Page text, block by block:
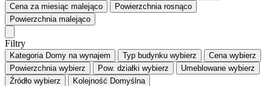
Cena za miesiąc malejąco Powierzchnia rosnąco
Powierzchnia malejąco
Filtry
Kategoria Domy na wynajem Typ budynku wybierz Cena wybierz
Powierzchnia wybierz Pow. działki wybierz Umeblowane wybierz
Źródło wybierz Kolejność Domyślna